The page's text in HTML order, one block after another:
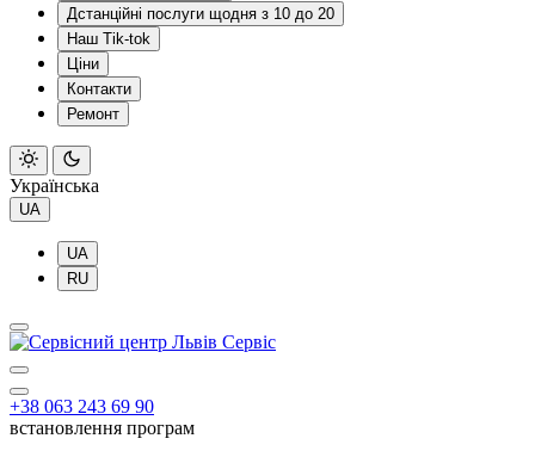
Дстанційні послуги щодня з 10 до 20
Наш Tik-tok
Ціни
Контакти
Ремонт
Українська
UA
UA
RU
+38 063 243 69 90
встановлення програм